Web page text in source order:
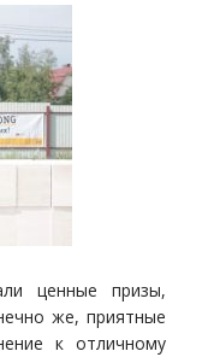
ценные призы,
же, приятные
к отличному